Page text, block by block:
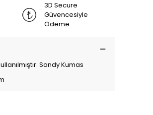
3D Secure
Güvencesiyle
Ödeme
Sandy Kumas